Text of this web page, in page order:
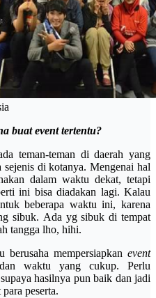
buat event tertentu?
teman-teman di daerah yang
sejenis di kotanya. Mengenai hal
dalam waktu dekat, tetapi
ini bisa diadakan lagi. Kalau
beberapa waktu ini, karena
sibuk. Ada yg sibuk di tempat
tangga lho, hihi.
mempersiapkan event
waktu yang cukup. Perlu
hasilnya pun baik dan jadi
peserta.